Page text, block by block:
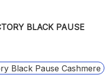
BLACK PAUSE